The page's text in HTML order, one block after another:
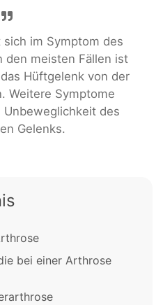
im Symptom des
den meisten Fällen ist
Hüftgelenk von der
Weitere Symptome
des
Gelenks.
bei einer Arthrose